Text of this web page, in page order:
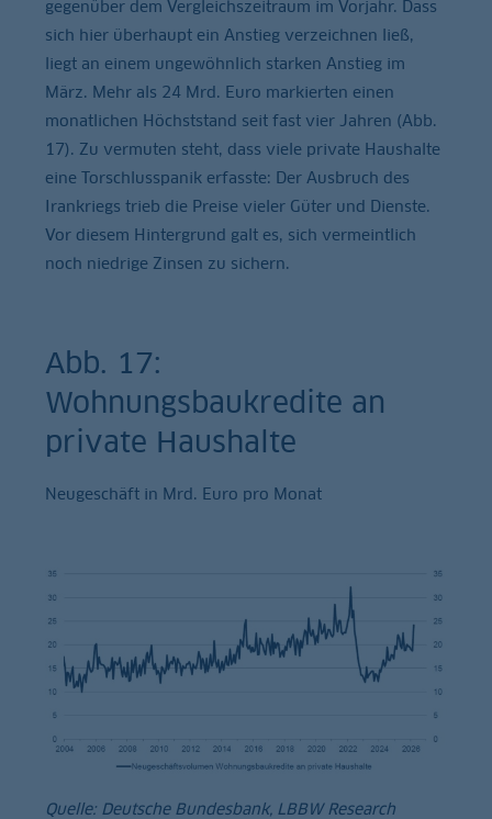
gegenüber dem Vergleichszeitraum im Vorjahr. Dass
sich hier überhaupt ein Anstieg verzeichnen ließ,
liegt an einem ungewöhnlich starken Anstieg im
März. Mehr als 24 Mrd. Euro markierten einen
monatlichen Höchststand seit fast vier Jahren (Abb.
17). Zu vermuten steht, dass viele private Haushalte
eine Torschlusspanik erfasste: Der Ausbruch des
Irankriegs trieb die Preise vieler Güter und Dienste.
Vor diesem Hintergrund galt es, sich vermeintlich
noch niedrige Zinsen zu sichern.
Abb. 17:
Wohnungsbaukredite an
private Haushalte
Neugeschäft in Mrd. Euro pro Monat
Quelle: Deutsche Bundesbank, LBBW Research